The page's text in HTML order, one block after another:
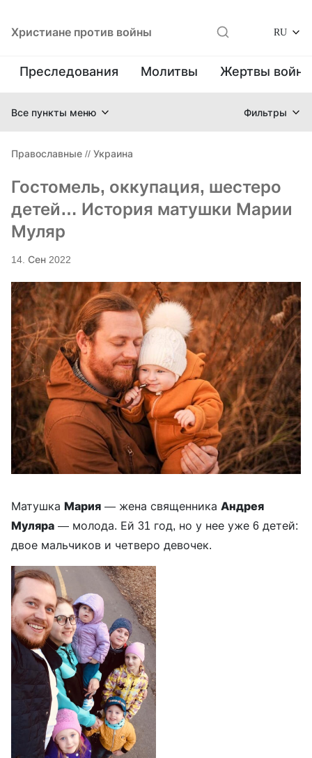
Христиане против войны RU
Преследования Молитвы Жертвы
Все пункты меню Фильтры
Православные // Украина
Гостомель, оккупация, шестеро
детей… История матушки Марии
Муляр
14. Сен 2022
Матушка Мария — жена священника Андрея
Муляра — молода. Ей 31 год, но у нее уже 6 детей:
двое мальчиков и четверо девочек.